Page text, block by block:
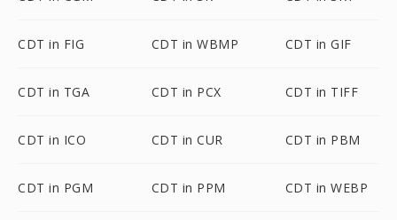
CDT in FIG CDT in WBMP CDT in GIF
CDT in TGA CDT in PCX CDT in TIFF
CDT in ICO CDT in CUR CDT in PBM
CDT in PGM CDT in PPM CDT in WEBP